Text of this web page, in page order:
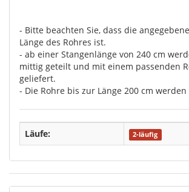
- Bitte beachten Sie, dass die
Länge des Rohres ist.
- ab einer Stangenlänge von 240 cm
mittig geteilt und mit einem passenden
geliefert.
- Die Rohre bis zur Länge 200 cm
Läufe: 2-läufig